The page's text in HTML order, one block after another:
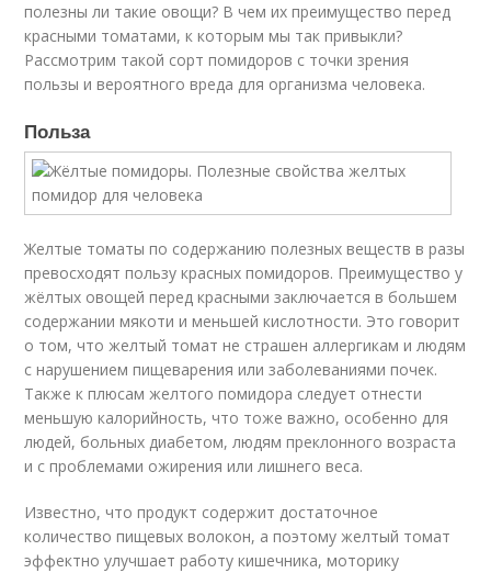
полезны ли такие овощи? В чем их преимущество перед
красными томатами, к которым мы так привыкли?
Рассмотрим такой сорт помидоров с точки зрения
пользы и вероятного вреда для организма человека.
Польза
Желтые томаты по содержанию полезных веществ в разы
превосходят пользу красных помидоров. Преимущество у
жёлтых овощей перед красными заключается в большем
содержании мякоти и меньшей кислотности. Это говорит
о том, что желтый томат не страшен аллергикам и людям
с нарушением пищеварения или заболеваниями почек.
Также к плюсам желтого помидора следует отнести
меньшую калорийность, что тоже важно, особенно для
людей, больных диабетом, людям преклонного возраста
и с проблемами ожирения или лишнего веса.
Известно, что продукт содержит достаточное
количество пищевых волокон, а поэтому желтый томат
эффектно улучшает работу кишечника, моторику